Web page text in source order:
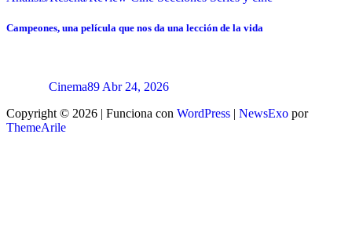
Campeones, una película que nos da una lección de la vida
Cinema89 Abr 24, 2026
Copyright © 2026 | Funciona con WordPress | NewsExo por
ThemeArile